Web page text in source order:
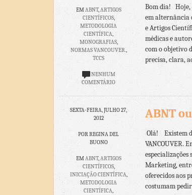
EMABNT,ARTIGOS
CIENTÍFICOS,
METODOLOGIA
CIENTÍFICA,
MONOGRAFIAS,
NORMAS VANCOUVER.,
TCCS
NENHUM
COMENTÁRIO
Bom dia! Hoje,
em alternância
e Artigos
médicas e
com o objetivo
precisa, clara,
SEXTA-FEIRA, JULHO 27,
2012
POR REGINA DEL
BUONO
EMABNT,ARTIGOS
CIENTÍFICOS,
INICIAÇÃO CIENTÍFICA,
METODOLOGIA
CIENTÍFICA,
ABNT
Olá! Existem
VANCOUVER.
especializações
Marketing,
oferecidos aos
costumam